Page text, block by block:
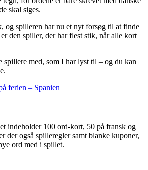
skal siges.
og spilleren har nu et nyt forsøg til at finde
den spiller, der har flest stik, når alle kort
spillere med, som I har lyst til – og du kan
ferien – Spanien
indeholder 100 ord-kort, 50 på fransk og
der også spilleregler samt blanke kuponer,
ord med i spillet.